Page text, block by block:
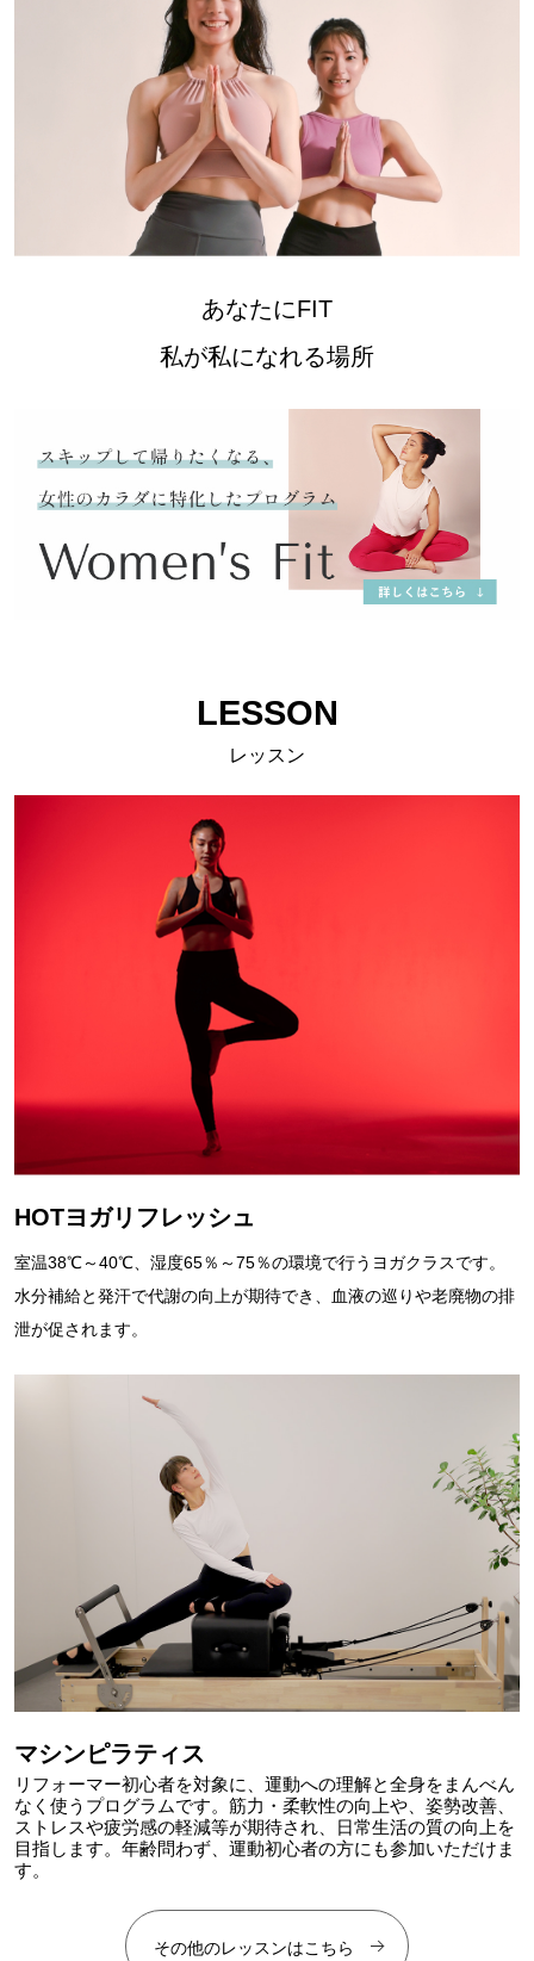
あなたにFIT
私が私になれる場所
LESSON
レッスン
HOTヨガリフレッシュ
室温38℃～40℃、湿度65％～75％の環境で行うヨガクラスです。
水分補給と発汗で代謝の向上が期待でき、血液の巡りや老廃物の排
泄が促されます。
マシンピラティス
リフォーマー初心者を対象に、運動への理解と全身をまんべん
なく使うプログラムです。筋力・柔軟性の向上や、姿勢改善、
ストレスや疲労感の軽減等が期待され、日常生活の質の向上を
目指します。年齢問わず、運動初心者の方にも参加いただけま
す。
その他のレッスンはこちら